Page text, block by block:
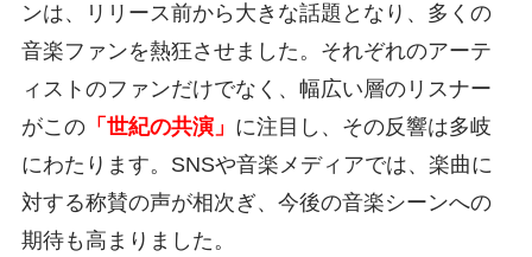
ンは、リリース前から大きな話題となり、多くの
音楽ファンを熱狂させました。それぞれのアーテ
ィストのファンだけでなく、幅広い層のリスナー
がこの「世紀の共演」 に注目し、その反響は多岐
にわたります。SNSや音楽メディアでは、楽曲に
対する称賛の声が相次ぎ、今後の音楽シーンへの
期待も高まりました。